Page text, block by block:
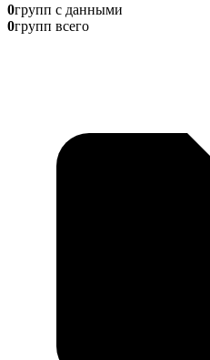
0групп с данными
0групп всего